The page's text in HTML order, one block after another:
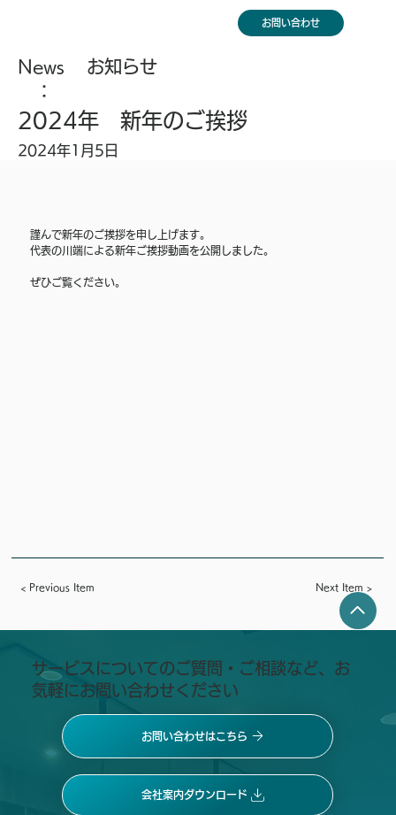
お問い合わせ
News
：
お知らせ
2024年 新年のご挨拶
2024年1月5日
謹んで新年のご挨拶を申し上げます。
代表の川端による新年ご挨拶動画を公開しました。
ぜひご覧ください。
< Previous Item Next Item >
​サービスについてのご質問・ご相談など、お
気軽にお問い合わせください
会社案内ダウンロード
お問い合わせはこちら